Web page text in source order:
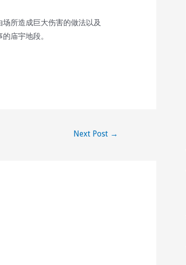
所造成巨大伤害的做法以及
庙宇地段。
Next Post →